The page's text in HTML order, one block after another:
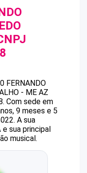
FERNANDO
- ME AZ
. Com sede em
9 meses e 5
A sua
e sua principal
musical.